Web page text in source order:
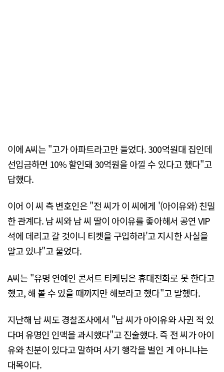
이에 A씨는 "고가 아파트라고만 들었다. 300억원대 집인데
선입금하면 10% 할인돼 30억원을 아낄 수 있다고 했다"고
답했다.
이어 이 씨 측 변호인은 "전 씨가 이 씨에게 '(아이유와) 친밀
한 관계다. 남 씨와 남 씨 딸이 아이유를 좋아해서 공연 VIP
석에 데리고 갈 것이니 티켓을 구입하라'고 지시한 사실을
알고 있냐"고 물었다.
A씨는 "유명 연예인 콘서트 티케팅은 휴대전화로 못 한다고
했고, 해 볼 수 있을 때까지만 해보라고 했다"고 말했다.
지난해 남 씨도 경찰조사에서 "남 씨가 아이유와 사귄 적 있
다며 유명인 인맥을 과시했다"고 진술했다. 즉 전 씨가 아이
유와 친분이 있다고 말하며 사기 행각을 벌인 게 아니냐는
대목이다.